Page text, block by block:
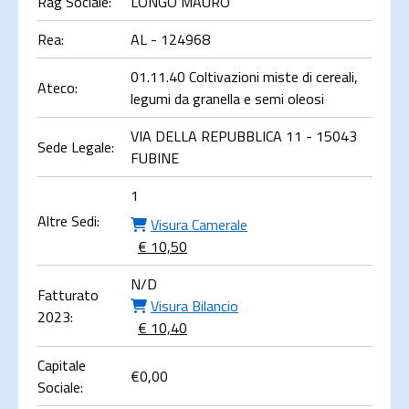
Rea:
AL - 124968
Ateco:
01.11.40 Coltivazioni miste di cereali,
legumi da granella e semi oleosi
Sede Legale:
VIA DELLA REPUBBLICA 11 - 15043
FUBINE
Altre Sedi:
1
Visura Camerale
€ 10,50
Fatturato
2023:
N/D
Visura Bilancio
€ 10,40
Capitale
Sociale:
€0,00